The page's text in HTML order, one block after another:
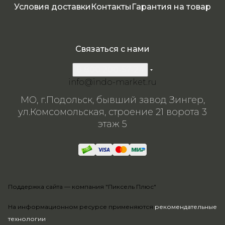
Условия доставки Контакты Гарантия на товар
На информационном ресурсе применяются рекомендательные
технологии.
Связаться с нами
info@indo-market.ru
МО, г.Подольск, бывший завод Зингер,
ул.Комсомольская, строение 21 ворота 3
этаж 5
Поддержка сайта — компания "Пиксель Плюс"